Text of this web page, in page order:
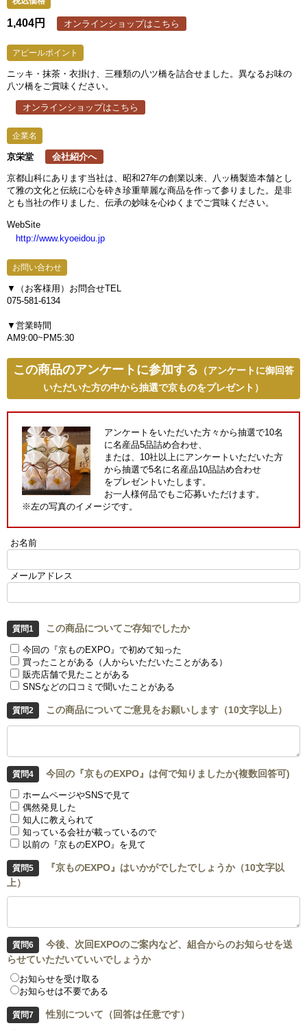
1,404円 オンラインショップはこちら
ニッキ・抹茶・衣掛け、三種類の八ツ橋を詰合せました。異なるお味の
八ツ橋をご賞味ください。
オンラインショップはこちら
京栄堂 会社紹介へ
京都山科にあります当社は、昭和27年の創業以来、八ッ橋製造本舗とし
て雅の文化と伝統に心を砕き珍重華麗な商品を作って参りました。是非
とも当社の作りました、伝承の妙味を心ゆくまでご賞味ください。
WebSite
http://www.kyoeidou.jp
▼（お客様用）お問合せTEL
075-581-6134
▼営業時間
AM9:00~PM5:30
この商品のアンケートに参加する （アンケートに御回答
いただいた方の中から抽選で京ものをプレゼント）
アンケートをいただいた方々から抽選で10名
に名産品5品詰め合わせ、
または、10社以上にアンケートいただいた方
から抽選で5名に名産品10品詰め合わせ
をプレゼントいたします。
お一人様何品でもご応募いただけます。
※左の写真のイメージです。
お名前
メールアドレス
この商品についてご存知でしたか
今回の『京ものEXPO』で初めて知った
買ったことがある（人からいただいたことがある）
販売店舗で見たことがある
SNSなどの口コミで聞いたことがある
この商品についてご意見をお願いします（10文字以上）
今回の『京ものEXPO』は何で知りましたか(複数回答可)
ホームページやSNSで見て
偶然発見した
知人に教えられて
知っている会社が載っているので
以前の『京ものEXPO』を見て
『京ものEXPO』はいかがでしたでしょうか（10文字以
上）
今後、次回EXPOのご案内など、組合からのお知らせを送
らせていただいていいでしょうか
お知らせを受け取る
お知らせは不要である
性別について（回答は任意です）